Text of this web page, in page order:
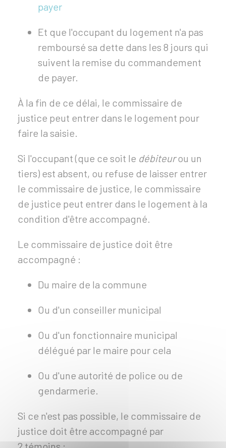
payer
Et que l'occupant du logement n'a pas
remboursé sa dette dans les 8 jours qui
suivent la remise du commandement
de payer.
À la fin de ce délai, le commissaire de
justice peut entrer dans le logement pour
faire la saisie.
Si l'occupant (que ce soit le débiteurou un
tiers) est absent, ou refuse de laisser entrer
le commissaire de justice, le commissaire
de justice peut entrer dans le logement à la
condition d'être accompagné.
Le commissaire de justice doit être
accompagné :
Du maire de la commune
Ou d'un conseiller municipal
Ou d'un fonctionnaire municipal
délégué par le maire pour cela
Ou d'une autorité de police ou de
gendarmerie.
Si ce n'est pas possible, le commissaire de
justice doit être accompagné par